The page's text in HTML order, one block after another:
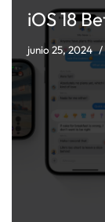
iOS 18
junio 25, 2024